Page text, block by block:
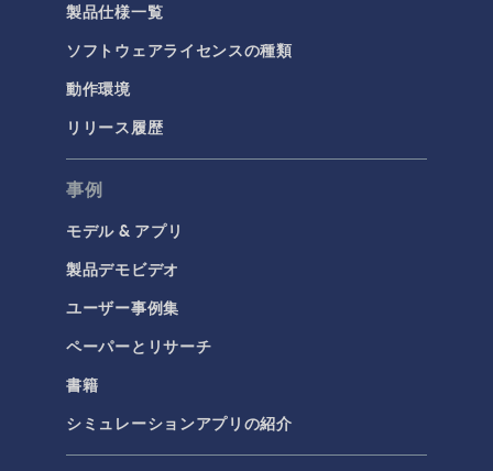
製品仕様一覧
ソフトウェアライセンスの種類
動作環境
リリース履歴
事例
モデル & アプリ
製品デモビデオ
ユーザー事例集
ペーパーとリサーチ
書籍
シミュレーションアプリの紹介